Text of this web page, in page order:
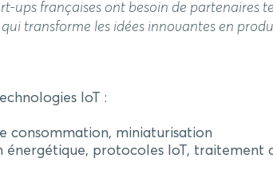
ups françaises ont besoin de partenaires
transforme les idées innovantes en
IoT :
consommation, miniaturisation
énergétique, protocoles IoT, traitement